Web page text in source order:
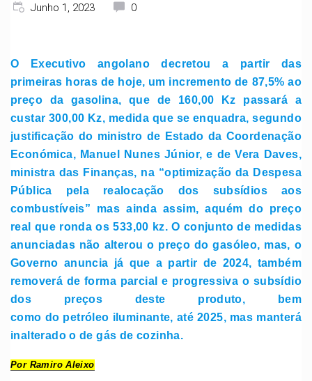
Junho 1, 2023 0
O Executivo angolano decretou a partir das
primeiras horas de hoje, um incremento de 87,5% ao
preço da gasolina, que de 160,00 Kz passará a
custar 300,00 Kz, medida que se enquadra, segundo
justificação do ministro de Estado da Coordenação
Económica, Manuel Nunes Júnior, e de Vera Daves,
ministra das Finanças, na “optimização da Despesa
Pública pela realocação dos subsídios aos
combustíveis” mas ainda assim, aquém do preço
real que ronda os 533,00 kz. O conjunto de medidas
anunciadas não alterou o preço do gasóleo, mas, o
Governo anuncia já que a partir de 2024, também
removerá de forma parcial e progressiva o subsídio
dos preços deste produto, bem
como do petróleo iluminante, até 2025, mas manterá
inalterado o de gás de cozinha.
Por Ramiro Aleixo